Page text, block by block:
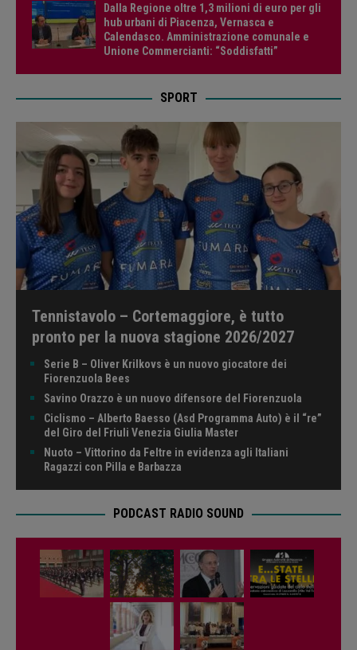
Dalla Regione oltre 1,3 milioni di euro per gli
hub urbani di Piacenza, Vernasca e
Calendasco. Amministrazione comunale e
Unione Commercianti: “Soddisfatti”
SPORT
Tennistavolo – Cortemaggiore, è tutto
pronto per la nuova stagione 2026/2027
Serie B – Oliver Krilkovs è un nuovo giocatore dei
Fiorenzuola Bees
Savino Orazzo è un nuovo difensore del Fiorenzuola
Ciclismo – Alberto Baesso (Asd Programma Auto) è il “re”
del Giro del Friuli Venezia Giulia Master
Nuoto – Vittorino da Feltre in evidenza agli Italiani
Ragazzi con Pilla e Barbazza
PODCAST RADIO SOUND